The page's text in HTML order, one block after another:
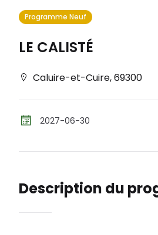
Programme Neuf
LE CALISTÉ
Caluire-et-Cuire,69300
2027-06-30
Description du